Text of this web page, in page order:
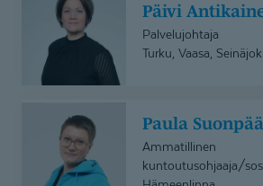
Antikainen
Päivi
Palvelujohtaja
Suonpää
Paula Suonpää
Ammatillinen
kuntoutusohjaaja/